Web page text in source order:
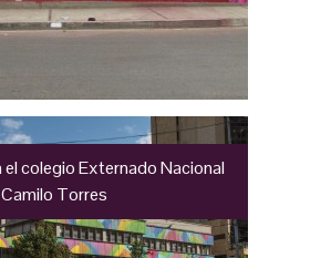
colegio Externado Nacional
Camilo Torres